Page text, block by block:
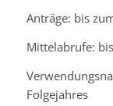
Anträge: bis
Mittelabrufe:
Folgejahres